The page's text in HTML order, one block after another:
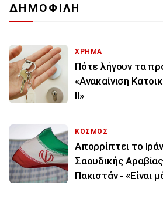
ΔΗΜΟΦΙΛΗ
ΧΡΗΜΑ
Πότε λήγουν τα
«Ανακαίνιση
ΙΙ»
ΚΟΣΜΟΣ
Απορρίπτει το
Σαουδικής
Πακιστάν - «Είναι